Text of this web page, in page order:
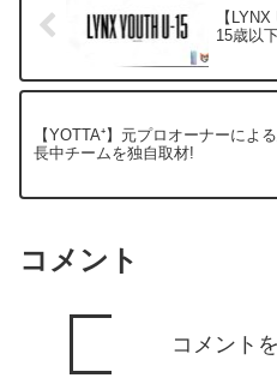
【
15歳以
【YOTTA⁺】元プロオーナーによ
長中チームを独自取材!
コメント
コメント